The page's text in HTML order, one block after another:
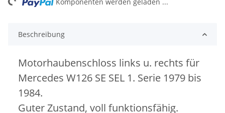
Beschreibung
Motorhaubenschloss links u. rechts für
Mercedes W126 SE SEL 1. Serie 1979 bis
1984.
Guter Zustand, voll funktionsfähig.